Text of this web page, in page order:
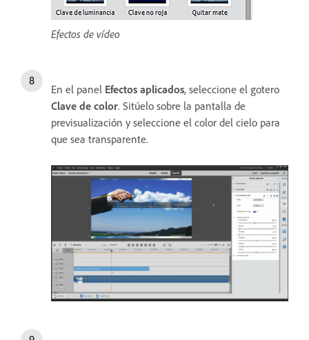
Efectos de vídeo
En el panel Efectos aplicados, seleccione el gotero
Clave de color. Sitúelo sobre la pantalla de
previsualización y seleccione el color del cielo para
que sea transparente.